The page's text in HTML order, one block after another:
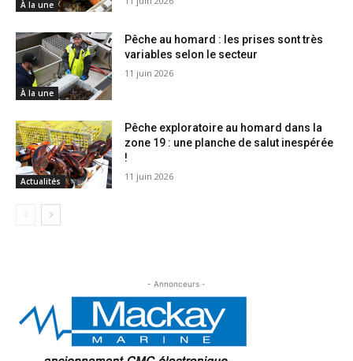
À la une
À la une
Pêche au homard : les prises sont très
variables selon le secteur
11 juin 2026
Actualités
Pêche exploratoire au homard dans la
zone 19 : une planche de salut inespérée
!
11 juin 2026
- Annonceurs -